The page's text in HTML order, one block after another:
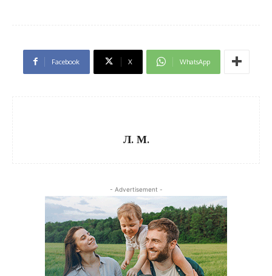
Facebook X WhatsApp
Л. М.
- Advertisement -